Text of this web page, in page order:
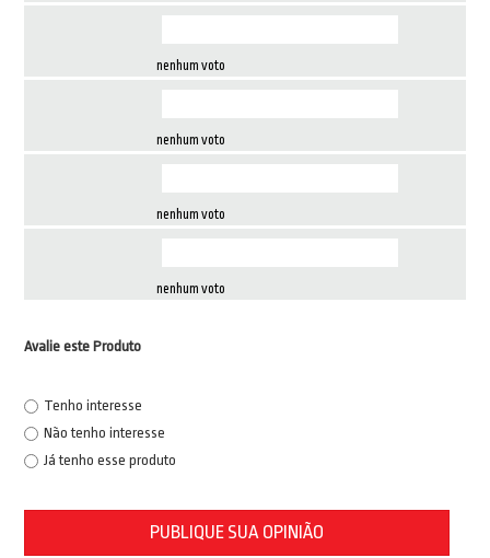
nenhum voto
nenhum voto
nenhum voto
nenhum voto
Avalie este Produto
Tenho interesse
Não tenho interesse
Já tenho esse produto
PUBLIQUE SUA OPINIÃO